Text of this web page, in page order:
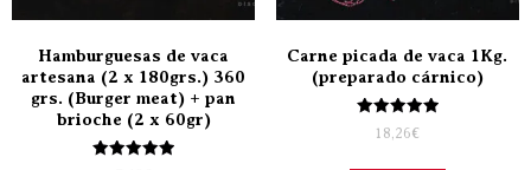
Hamburguesas de vaca
artesana (2 x 180grs.) 360
grs. (Burger meat) + pan
brioche (2 x 60gr)
Carne picada de vaca 1Kg.
(preparado cárnico)
Valorado
con
18,26€